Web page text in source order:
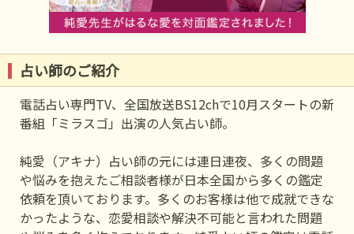
占い師のご紹介
電話占い専門TV、全国放送BS12chで10月スタートの新
番組「ミラスゴ」出演の人気占い師。
純愛（アキナ）占い師の元には連日連夜、多くの問題
や悩みを抱えたご相談者様が日本全国から多くの鑑定
依頼を頂いております。多くのお客様は他で成就できな
かったような、恋愛相談や解決不可能と言われた問題